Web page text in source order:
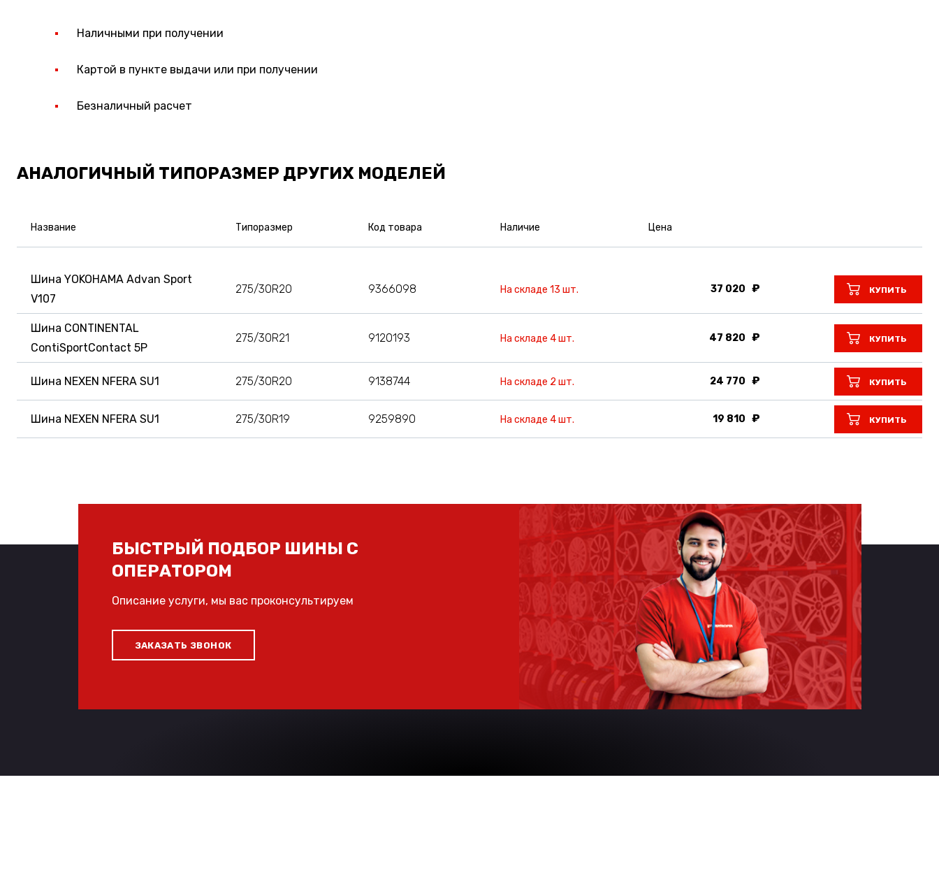
Наличными при получении
Картой в пункте выдачи или при получении
Безналичный расчет
АНАЛОГИЧНЫЙ ТИПОРАЗМЕР ДРУГИХ МОДЕЛЕЙ
Название Типоразмер Код товара Наличие Цена
Шина YOKOHAMA Advan Sport
V107
275/30R20 9366098 На складе 13 шт. 37 020 КУПИТЬ
Шина CONTINENTAL
ContiSportContact 5P
275/30R21 9120193 На складе 4 шт. 47 820 КУПИТЬ
Шина NEXEN NFERA SU1 275/30R20 9138744 На складе 2 шт. 24 770 КУПИТЬ
Шина NEXEN NFERA SU1 275/30R19 9259890 На складе 4 шт. 19 810 КУПИТЬ
БЫСТРЫЙ ПОДБОР ШИНЫ С
ОПЕРАТОРОМ
Описание услуги, мы вас проконсультируем
ЗАКАЗАТЬ ЗВОНОК